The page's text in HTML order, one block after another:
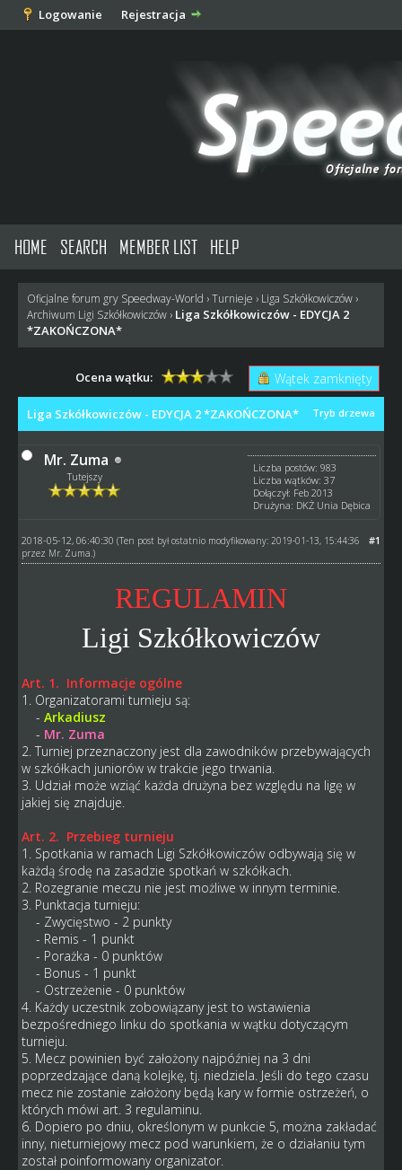
Logowanie Rejestracja
HOME SEARCH MEMBER LIST HELP
Oficjalne forum gry Speedway-World ›Turnieje › Liga Szkółkowiczów›
Archiwum Ligi Szkółkowiczów › Liga Szkółkowiczów - EDYCJA 2
*ZAKOŃCZONA*
Wątek zamknięty
Ocena wątku:
Tryb drzewa
Liga Szkółkowiczów - EDYCJA 2 *ZAKOŃCZONA*
Mr. Zuma
Tutejszy
Liczba postów: 983
Liczba wątków: 37
Dołączył: Feb 2013
Drużyna: DKŻ Unia Dębica
#1
2018-05-12, 06:40:30 (Ten post był ostatnio modyfikowany: 2019-01-13, 15:44:36
przez Mr. Zuma.)
REGULAMIN
Ligi Szkółkowiczów
Art. 1. Informacje ogólne
1. Organizatorami turnieju są:
- Arkadiusz
- Mr. Zuma
2. Turniej przeznaczony jest dla zawodników przebywających
w szkółkach juniorów w trakcie jego trwania.
3. Udział może wziąć każda drużyna bez względu na ligę w
jakiej się znajduje.
Art. 2. Przebieg turnieju
1. Spotkania w ramach Ligi Szkółkowiczów odbywają się w
każdą środę na zasadzie spotkań w szkółkach.
2. Rozegranie meczu nie jest możliwe w innym terminie.
3. Punktacja turnieju:
- Zwycięstwo - 2 punkty
- Remis - 1 punkt
- Porażka - 0 punktów
- Bonus - 1 punkt
- Ostrzeżenie - 0 punktów
4. Każdy uczestnik zobowiązany jest to wstawienia
bezpośredniego linku do spotkania w wątku dotyczącym
turnieju.
5. Mecz powinien być założony najpóźniej na 3 dni
poprzedzające daną kolejkę, tj. niedziela. Jeśli do tego czasu
mecz nie zostanie założony będą kary w formie ostrzeżeń, o
których mówi art. 3 regulaminu.
6. Dopiero po dniu, określonym w punkcie 5, można zakładać
inny, nieturniejowy mecz pod warunkiem, że o działaniu tym
został poinformowany organizator.